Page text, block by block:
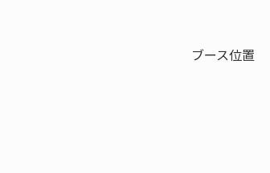
ブース位置